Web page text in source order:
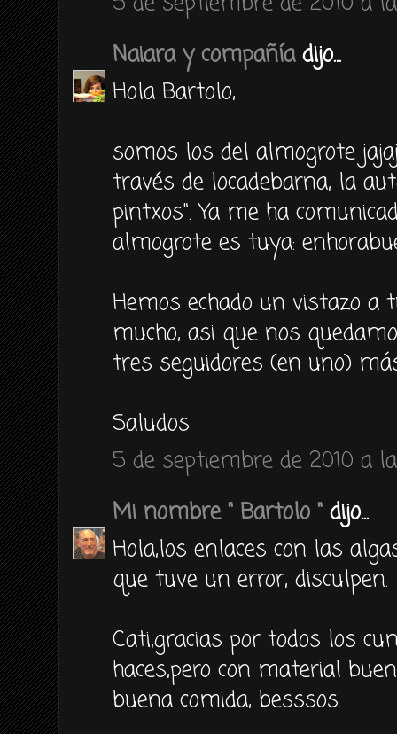
Naiara y compañíadijo...
Hola Bartolo,
somos los del almogrote
través de locadebarna, la
pintxos". Ya me ha
almogrote es tuya:
Hemos echado un vistazo
mucho, asi que nos
tres seguidores (en uno)
Saludos
5 de septiembre de 2010 a
Mi nombre " Bartolo " dijo...
Hola,los enlaces con las
que tuve un error, disculpen.
Cati,gracias por todos los
haces,pero con material
buena comida, besssos.